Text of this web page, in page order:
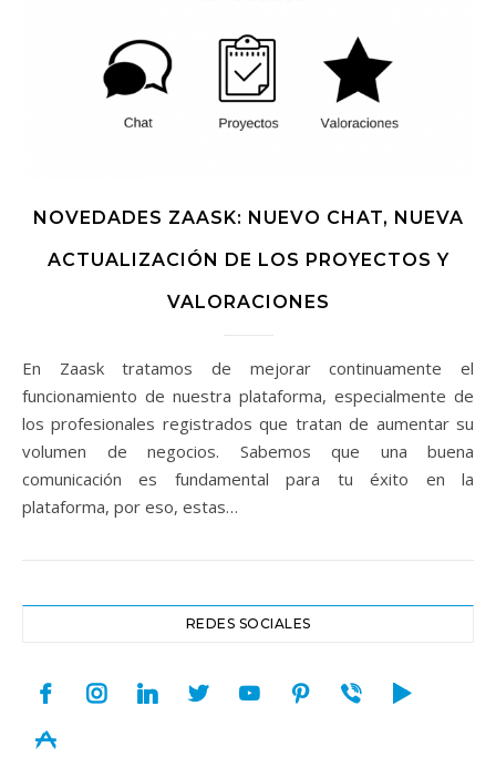
NOVEDADES ZAASK: NUEVO CHAT, NUEVA
ACTUALIZACIÓN DE LOS PROYECTOS Y
VALORACIONES
En Zaask tratamos de mejorar continuamente el
funcionamiento de nuestra plataforma, especialmente de
los profesionales registrados que tratan de aumentar su
volumen de negocios. Sabemos que una buena
comunicación es fundamental para tu éxito en la
plataforma, por eso, estas…
REDES SOCIALES
facebookinstagramlinkedintwitteryoutubepinterest
viber play
appstore